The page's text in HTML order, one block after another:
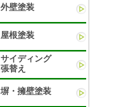
外壁塗装
屋根塗装
サイディング
張替え
塀・擁壁塗装